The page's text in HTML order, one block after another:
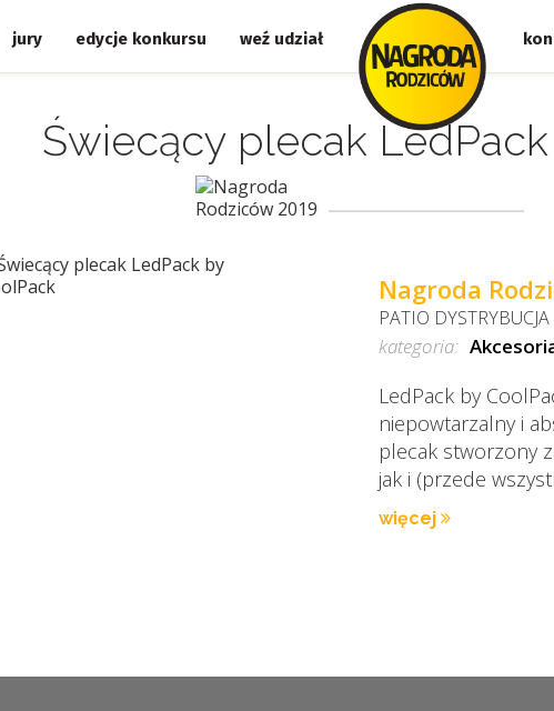
weź udział
edycje konkursu
jury
Świecący plecak
Nagroda
PATIO DYSTRYBUCJA
kategoria:
LedPack by
niepowtarzalny i
plecak stworzony
jak i (przede
więcej